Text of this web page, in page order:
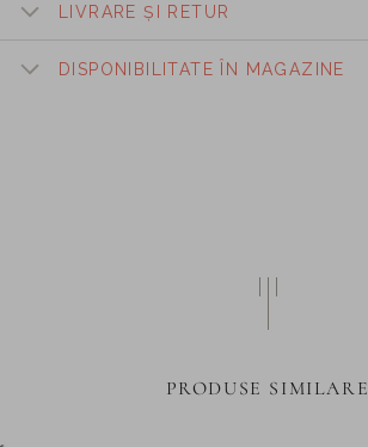
LIVRARE ȘI RETUR
DISPONIBILITATE ÎN MAGAZINE
PRODUSE SIMILARE